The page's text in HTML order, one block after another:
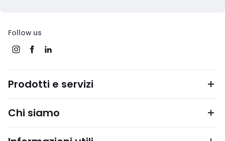
Follow us
Prodotti e servizi
Chi siamo